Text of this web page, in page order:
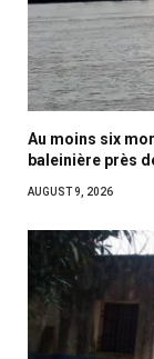
Au moins six
baleinière près
AUGUST 9, 2026